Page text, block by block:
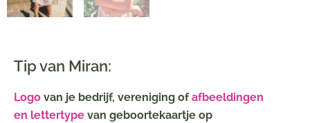
Tip van Miran:
Logo van je bedrijf, vereniging ofafbeeldingen
en lettertype van geboortekaartje op